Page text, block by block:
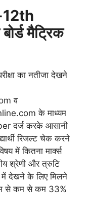
मैट्रिक
का नतीजा देखने
व
के माध्यम
दर्ज करके आसानी
रिजल्ट चेक करने
में कितना मार्क्स
श्रेणी और त्रुटि
में देखने के लिए मिलने
कम से कम से कम 33%